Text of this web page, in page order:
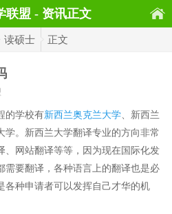
联盟 - 资讯正文
读硕士 正文
学校有新西兰奥克兰大学、新西兰
学。新西兰大学翻译专业的方向非常
、网站翻译等等，因为现在国际化发
需要翻译，各种语言上的翻译也是必
各种申请者可以发挥自己才华的机